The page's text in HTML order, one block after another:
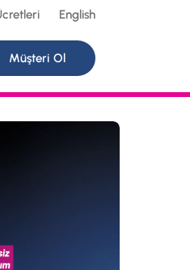
English
Müşteri Ol